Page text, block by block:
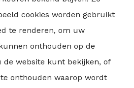
cookies worden gebruikt
te renderen, om uw
onthouden op de
de website kunt bekijken, of
onthouden waarop wordt